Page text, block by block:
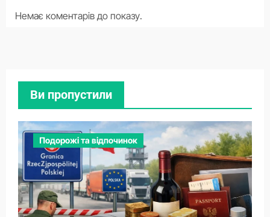
Немає коментарів до показу.
Ви пропустили
Подорожі та відпочинок